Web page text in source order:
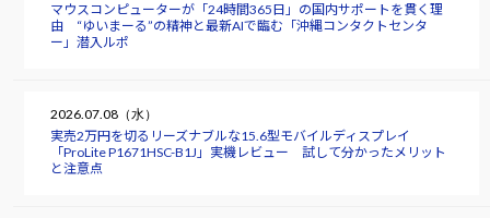
マウスコンピューターが「24時間365日」の国内サポートを貫く理
由 “ゆいまーる”の精神と最新AIで臨む「沖縄コンタクトセンタ
ー」潜入ルポ
2026.07.08（水）
実売2万円を切るリーズナブルな15.6型モバイルディスプレイ
「ProLite P1671HSC-B1J」実機レビュー 試して分かったメリット
と注意点